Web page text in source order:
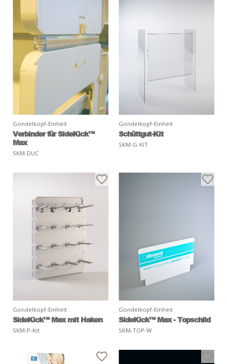
Gondelkopf-Einheit
Verbinder für SideKick™
Max
SKM-DUC
Gondelkopf-Einheit
Schüttgut-Kit
SKM-G-KIT
Gondelkopf-Einheit
SideKick™ Max mit Haken
SKM-P-Kit
Gondelkopf-Einheit
SideKick™ Max - Topschild
SKM-TOP-W